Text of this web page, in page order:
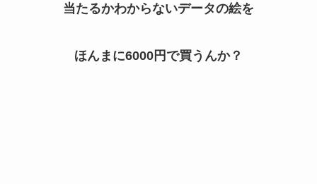
当たるかわからないデータの絵を
ほんまに6000円で買うんか？